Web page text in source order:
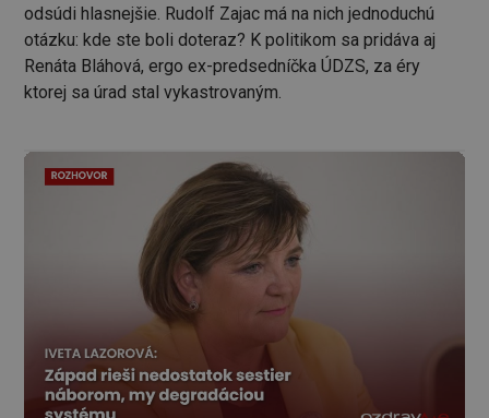
odsúdi hlasnejšie. Rudolf Zajac má na nich jednoduchú
otázku: kde ste boli doteraz? K politikom sa pridáva aj
Renáta Bláhová, ergo ex-predsedníčka ÚDZS, za éry
ktorej sa úrad stal vykastrovaným.